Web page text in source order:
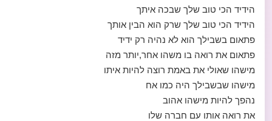
הידיד הכי טוב שלך שבכה איתך
הידיד הכי טוב שלך שרק הוא הבין אותך
פתאום בשבילך הוא לא נהיה רק ידיד
פתאום את רואה בו משהו אחר,יותר מזה
מישהו שאולי את באמת רוצה להיות איתו
מישהו שבשבילך היה כמו אח
נהפך להיות מישהו אהוב
את רואה אותו עם חברה שלו